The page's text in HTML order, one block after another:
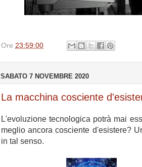
Ore 23:59:00
SABATO 7 NOVEMBRE 2020
La macchina cosciente
L'evoluzione tecnologica potrà mai
meglio ancora cosciente d'esistere?
in tal senso.